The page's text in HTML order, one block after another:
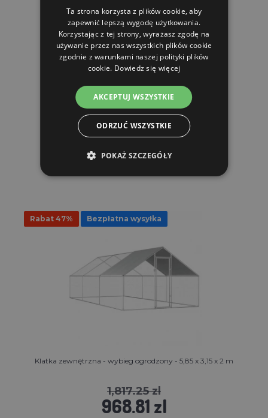
Klatka zewnętrzna - wybieg ogrodzony - 4x3x2 m
1,567.51 zl
875.19 zl
W MAGAZYNIE
DO KOSZYKA
Rabat 47% Bezpłatna wysyłka
Klatka zewnętrzna - wybieg ogrodzony - 5,85 x 3,15 x 2 m
1,817.25 zl
968.81 zl
Ta strona korzysta z plików cookie, aby
zapewnić lepszą wygodę użytkowania.
Korzystając z tej strony, wyrażasz zgodę na
używanie przez nas wszystkich plików cookie
zgodnie z warunkami naszej polityki plików
cookie. Dowiedz się więcej
AKCEPTUJ WSZYSTKIE
ODRZUĆ WSZYSTKIE
POKAŻ SZCZEGÓŁY